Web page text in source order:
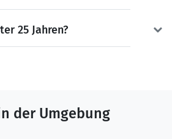
25 Jahren?
der Umgebung